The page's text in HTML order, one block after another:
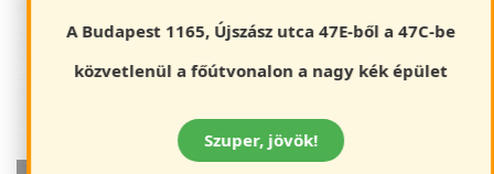
A Budapest 1165, Újszász utca 47E-ből a 47C-be
közvetlenül a főútvonalon a nagy kék épület
Szuper, jövök!